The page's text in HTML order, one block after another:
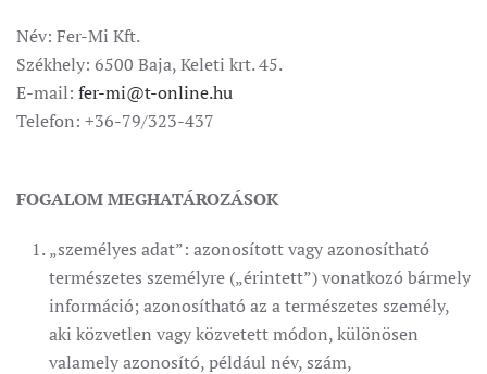
Név: Fer-Mi Kft.
Székhely: 6500 Baja, Keleti krt. 45.
E-mail: fer-mi@t-online.hu
Telefon: +36-79/323-437
FOGALOM MEGHATÁROZÁSOK
„személyes adat”: azonosított vagy azonosítható
természetes személyre („érintett”) vonatkozó bármely
információ; azonosítható az a természetes személy,
aki közvetlen vagy közvetett módon, különösen
valamely azonosító, például név, szám,